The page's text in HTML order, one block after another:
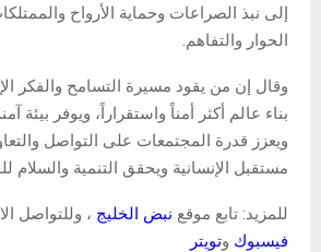
إلى نبذ الصراعات وحماية الأرواح
الحوار والتفاهم.
وقال إن من يقود مسيرة التسامح والفكر
بناء عالم أكثر أمناً واستقراراً، ويوفر بيئة
ويعزز قدرة المجتمعات على التواصل
مستقبل الإنسانية ويحقق التنمية والسلام
للمزيد: تابع موقع نبض الخليج ، وللتواصل
فيسبوك وتويتر